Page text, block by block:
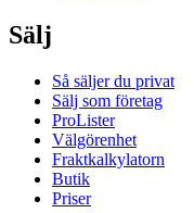
Sälj
Så säljer du privat
Sälj som företag
ProLister
Välgörenhet
Fraktkalkylatorn
Butik
Priser